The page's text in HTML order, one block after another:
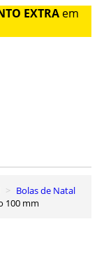
EXTRA em
Bolas de Natal
100 mm